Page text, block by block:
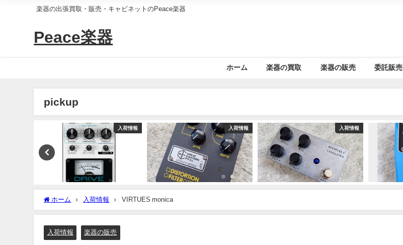
楽器の出張買取・販売・キャビネットのPeace楽器
Peace楽器
ホーム 楽器の買取 楽器の販売 委託販売
pickup
入荷情報 入荷情報 入荷情報
ホーム 入荷情報 VIRTUES monica
入荷情報 楽器の販売